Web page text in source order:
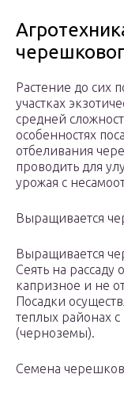
Растение до сих
участках
средней
особенностях
отбеливания
проводить для
урожая с
Выращивается
Выращивается
Сеять на рассаду
капризное и не
Посадки
теплых районах
(черноземы).
Семена